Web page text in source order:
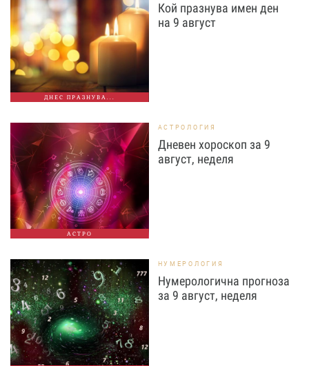
ДНЕС ПРАЗНУВА...
Кой празнува имен ден
на 9 август
АСТРО
АСТРОЛОГИЯ
Дневен хороскоп за 9
август, неделя
НУМЕРОЛОГИЯ
Нумерологична прогноза
за 9 август, неделя